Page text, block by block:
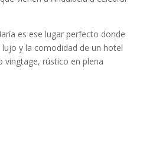
es ese lugar perfecto donde
y la comodidad de un hotel
vingtage, rústico en plena